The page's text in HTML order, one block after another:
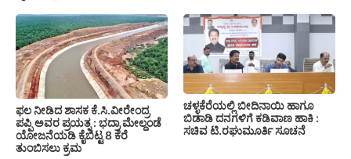
ಫಲ ನೀಡಿದ ಶಾಸಕ ಕೆ.ಸಿ.ವೀರೇಂದ್ರ
ಪಪ್ಪಿ ಅವರ ಪ್ರಯತ್ನ : ಭದ್ರಾ ಮೇಲ್ದಂಡೆ
ಯೋಜನೆಯಡಿ ಕೈಬಿಟ್ಟ 8 ಕೆರೆ
ತುಂಬಿಸಲು ಕ್ರಮ
ಚಳ್ಳಕೆರೆಯಲ್ಲಿ ಬೀದಿನಾಯಿ ಹಾಗೂ
ಬಿಡಾಡಿ ದನಗಳಿಗೆ ಕಡಿವಾಣ ಹಾಕಿ :
ಸಚಿವ ಟಿ.ರಘುಮೂರ್ತಿ ಸೂಚನೆ